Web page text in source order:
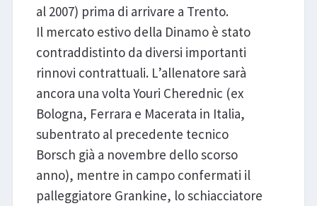
al 2007) prima di arrivare a Trento.
Il mercato estivo della Dinamo è stato
contraddistinto da diversi importanti
rinnovi contrattuali. L’allenatore sarà
ancora una volta Youri Cherednic (ex
Bologna, Ferrara e Macerata in Italia,
subentrato al precedente tecnico
Borsch già a novembre dello scorso
anno), mentre in campo confermati il
palleggiatore Grankine, lo schiacciatore